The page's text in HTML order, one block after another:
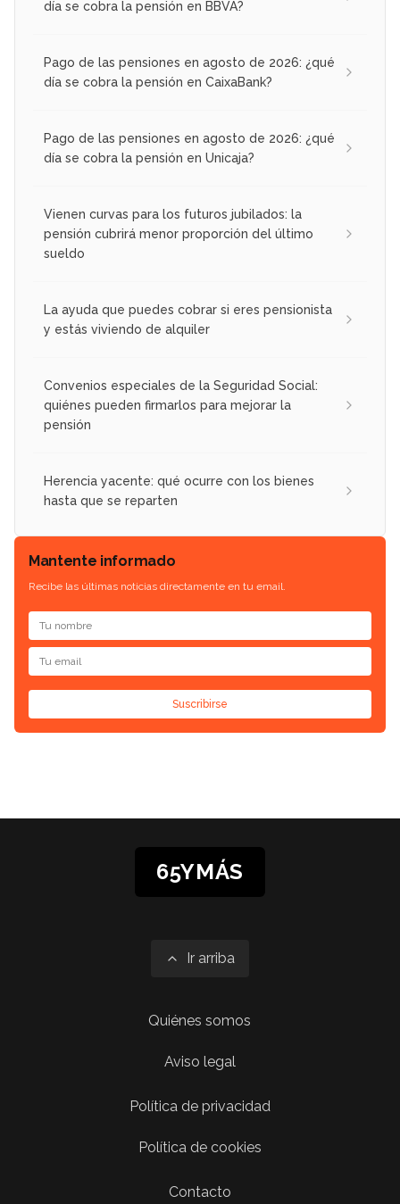
día se cobra la pensión en BBVA?
Pago de las pensiones en agosto de 2026: ¿qué
día se cobra la pensión en CaixaBank?
Pago de las pensiones en agosto de 2026: ¿qué
día se cobra la pensión en Unicaja?
Vienen curvas para los futuros jubilados: la
pensión cubrirá menor proporción del último
sueldo
La ayuda que puedes cobrar si eres pensionista
y estás viviendo de alquiler
Convenios especiales de la Seguridad Social:
quiénes pueden firmarlos para mejorar la
pensión
Herencia yacente: qué ocurre con los bienes
hasta que se reparten
Mantente informado
Recibe las últimas noticias directamente en tu email.
Suscribirse
65YMÁS
Ir arriba
Quiénes somos
Aviso legal
Política de privacidad
Política de cookies
Contacto